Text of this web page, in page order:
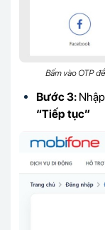
Bấm vào OTP
Bước 3:
“Tiếp tục”